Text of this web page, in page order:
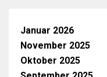
Januar 2026
November 2025
Oktober 2025